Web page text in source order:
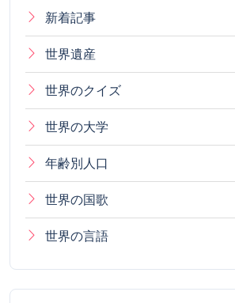
新着記事
世界遺産
世界のクイズ
世界の大学
年齢別人口
世界の国歌
世界の言語